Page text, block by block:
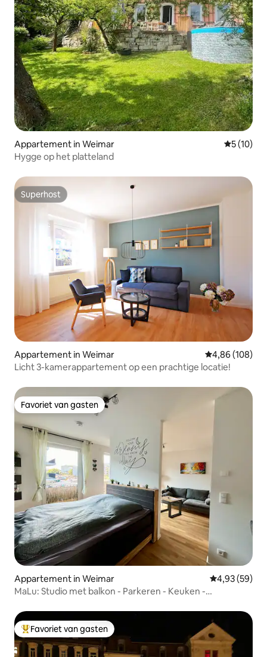
Appartement in Weimar
5 (10)
Hygge op het platteland
Superhost
Superhost
Appartement in Weimar Gemiddelde
4,86 (108)
Licht 3-kamerappartement op een prachtige locatie!
Favoriet van gasten
Favoriet van gasten
Appartement in Weimar Gemiddelde
4,93 (59)
MaLu: Studio met balkon - Parkeren - Keuken -
Topfavoriet van gasten
Favoriet van gasten